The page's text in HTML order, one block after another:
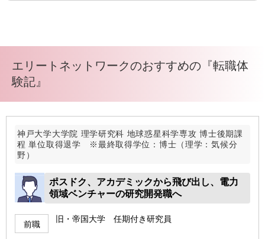
エリートネットワークのおすすめの『転職体
験記』
神戸大学大学院 理学研究科 地球惑星科学専攻 博士後期課
程 単位取得退学 ※最終取得学位：博士（理学：気候分
野）
ポスドク、アカデミックから飛び出し、電力
領域ベンチャーの研究開発職へ
前職
旧・帝国大学 任期付き研究員